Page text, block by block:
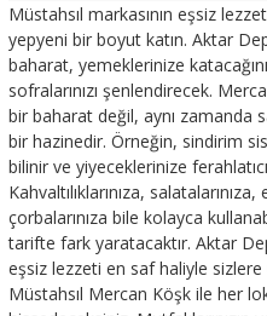
Müstahsıl markasının eşsiz
yepyeni bir boyut katın. Aktar
baharat, yemeklerinize
sofralarınızı şenlendirecek.
bir baharat değil, aynı zamanda
bir hazinedir. Örneğin, sindirim
bilinir ve yiyeceklerinize
Kahvaltılıklarınıza,
çorbalarınıza bile kolayca
tarifte fark yaratacaktır. Aktar
eşsiz lezzeti en saf haliyle
Müstahsıl Mercan Köşk ile her